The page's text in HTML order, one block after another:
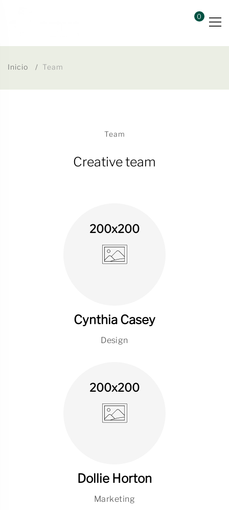
0
Inicio Team
Team
Creative team
200x200
Cynthia Casey
Design
200x200
Dollie Horton
Marketing